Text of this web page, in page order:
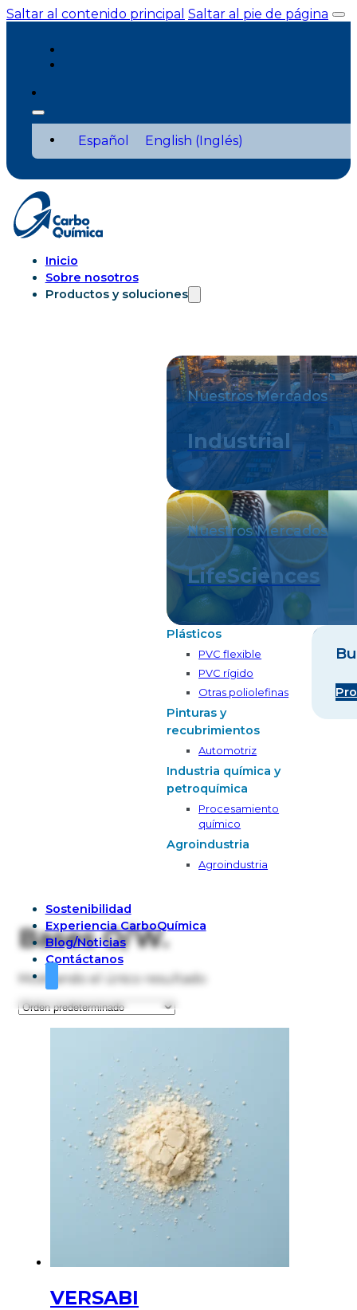
Saltar al contenido principal Saltar al pie de página
Español English (Inglés)
Inicio
Sobre nosotros
Productos y soluciones
Nuestros Mercados
Industrial
Nuestros Mercados
LifeSciences
Plásticos
PVC flexible
PVC rígido
Otras poliolefinas
Pinturas y
recubrimientos
Automotriz
Industria química y
petroquímica
Procesamiento
químico
Agroindustria
Agroindustria
Sostenibilidad
Experiencia CarboQuímica
Blog/Noticias
Contáctanos
Bases O/W.
Mostrando el único resultado
VERSABI